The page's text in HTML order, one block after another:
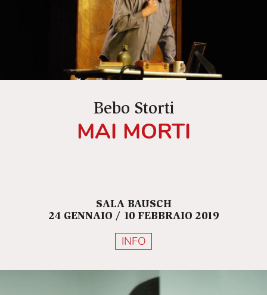
Bebo Storti
MAI MORTI
SALA BAUSCH
24 GENNAIO / 10 FEBBRAIO 2019
INFO